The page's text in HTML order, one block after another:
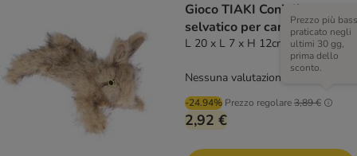
Gioco TIAKI Coniglio
selvatico per cani
L 20 x L 7 x H 12cm
-24.94% Prezzo regolare3,89 €
Prezzo più
praticato negli
ultimi 30 gg,
prima dello
sconto.
2,92 €
Nessuna valutazione